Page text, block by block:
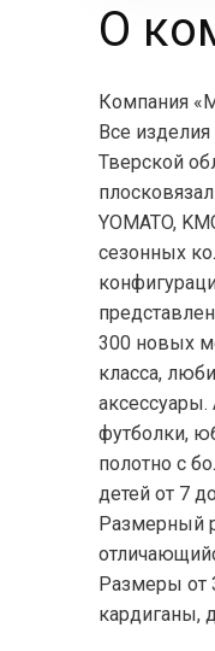
О
Компания
Все
Тверской
YOMATO,
сезонных
300 новых
класса,
футболки,
полотно с
детей от 7
Размерный
Размеры от
кардиганы,